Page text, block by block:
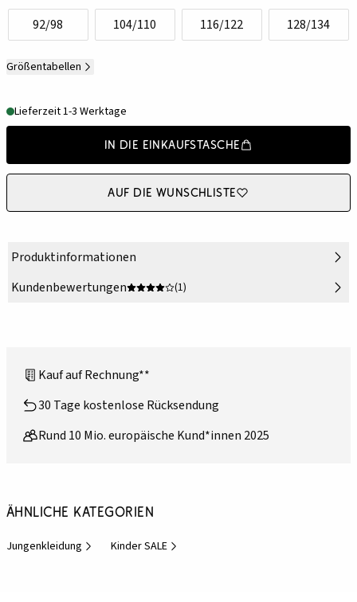
92/98 104/110 116/122 128/134
Größentabellen
Lieferzeit 1-3 Werktage
In die Einkaufstasche
Auf die Wunschliste
Produktinformationen
Kundenbewertungen
(1)
Kauf auf Rechnung**
30 Tage kostenlose Rücksendung
Rund 10 Mio. europäische Kund*innen 2025
Ähnliche Kategorien
Jungenkleidung Kinder SALE